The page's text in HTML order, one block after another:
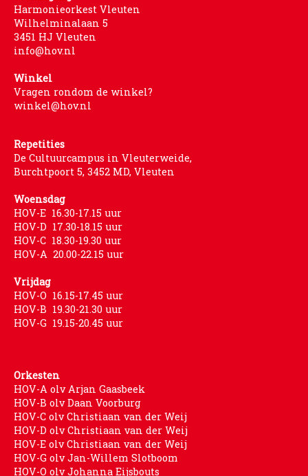
Harmonieorkest Vleuten
Wilhelminalaan 5
3451 HJ Vleuten
info@hov.nl
Winkel
Vragen rondom de winkel?
winkel@hov.nl
Repetities
De Cultuurcampus in Vleuterweide,
Burchtpoort 5, 3452 MD, Vleuten
Woensdag
HOV-E 16.30-17.15 uur
HOV-D 17.30-18.15 uur
HOV-C 18.30-19.30 uur
HOV-A 20.00-22.15 uur
Vrijdag
HOV-O 16.15-17.45 uur
HOV-B 19.30-21.30 uur
HOV-G 19.15-20.45 uur
Orkesten
HOV-A olv Arjan Gaasbeek
HOV-B olv Daan Voorburg
HOV-C olv Christiaan van der Weij
HOV-D olv Christiaan van der Weij
HOV-E olv Christiaan van der Weij
HOV-G olv Jan-Willem Slotboom
HOV-O olv Johanna Eijsbouts